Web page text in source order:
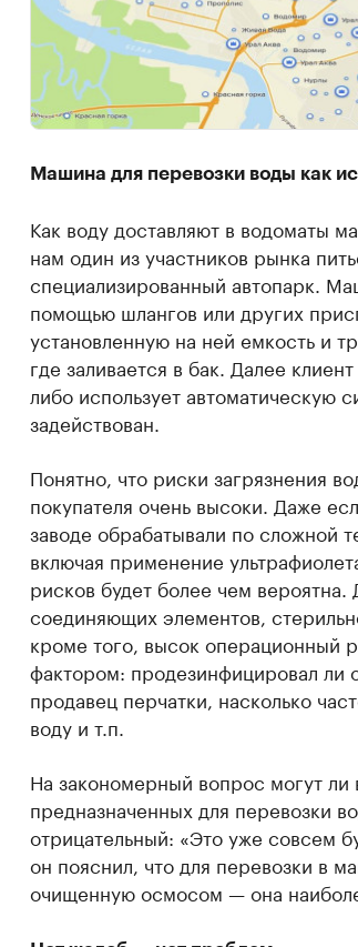
Машина для перевозки воды как
Как воду доставляют в водоматы
нам один из участников рынка
специализированный автопарк.
помощью шлангов или других
установленную на ней емкость и
где заливается в бак. Далее
либо использует автоматическую
задействован.
Понятно, что риски загрязнения
покупателя очень высоки. Даже
заводе обрабатывали по сложной
включая применение
рисков будет более чем
соединяющих элементов,
кроме того, высок операционный
фактором: продезинфицировал ли
продавец перчатки, насколько
воду и т.п.
На закономерный вопрос могут ли
предназначенных для перевозки
отрицательный: «Это уже совсем
он пояснил, что для перевозки в
очищенную осмосом — она